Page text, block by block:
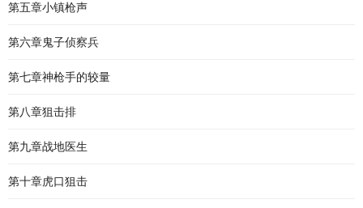
第五章小镇枪声
第六章鬼子侦察兵
第七章神枪手的较量
第八章狙击排
第九章战地医生
第十章虎口狙击